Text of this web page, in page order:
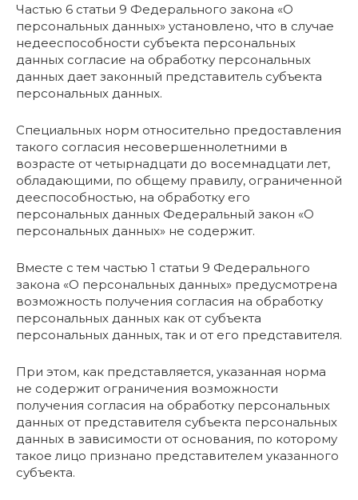
Частью 6 статьи 9 Федерального закона «О
персональных данных» установлено, что в случае
недееспособности субъекта персональных
данных согласие на обработку персональных
данных дает законный представитель субъекта
персональных данных.
Специальных норм относительно предоставления
такого согласия несовершеннолетними в
возрасте от четырнадцати до восемнадцати лет,
обладающими, по общему правилу, ограниченной
дееспособностью, на обработку его
персональных данных Федеральный закон «О
персональных данных» не содержит.
Вместе с тем частью 1 статьи 9 Федерального
закона «О персональных данных» предусмотрена
возможность получения согласия на обработку
персональных данных как от субъекта
персональных данных, так и от его представителя.
При этом, как представляется, указанная норма
не содержит ограничения возможности
получения согласия на обработку персональных
данных от представителя субъекта персональных
данных в зависимости от основания, по которому
такое лицо признано представителем указанного
субъекта.